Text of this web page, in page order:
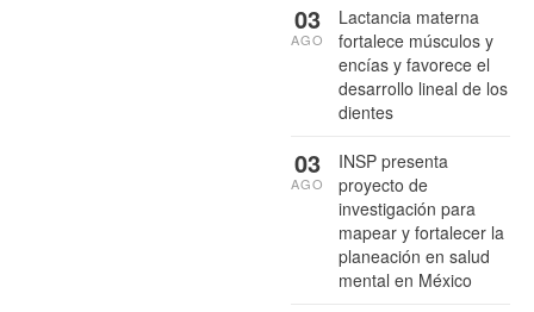
Lactancia materna
fortalece músculos y
encías y favorece el
desarrollo lineal de los
dientes
03
AGO
INSP presenta
proyecto de
investigación para
mapear y fortalecer la
planeación en salud
mental en México
03
AGO